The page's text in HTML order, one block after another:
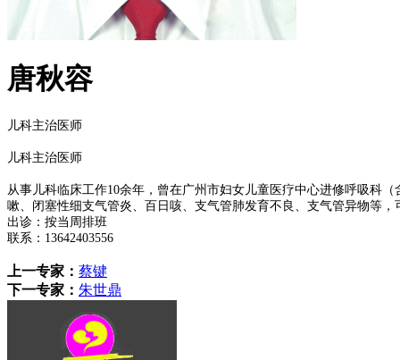
唐秋容
儿科主治医师
儿科主治医师
从事儿科临床工作10余年，曾在广州市妇女儿童医疗中心进修呼吸科
嗽、闭塞性细支气管炎、百日咳、支气管肺发育不良、支气管异物等
出诊：按当周排班
联系： 13642403556
上一专家： 蔡键
下一专家： 朱世鼎